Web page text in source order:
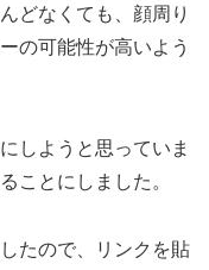
どなくても、顔周り
の可能性が高いよう
しようと思っていま
ことにしました。
たので、リンクを貼